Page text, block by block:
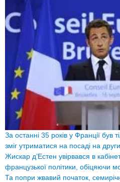
За останні 35 років у Франції був
зміг утриматися на посаді на
Жискар д’Естен увірвався в
французької політики, обіцяючи
Та попри жвавий початок,